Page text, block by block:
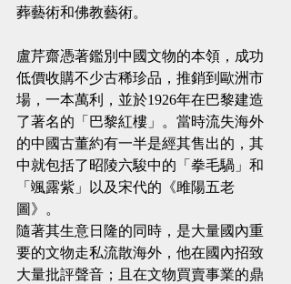
葬藝術和佛教藝術。
盧芹齋憑著鑑別中國文物的本領，成功
低價收購不少古稀珍品，推銷到歐洲市
場，一本萬利，並於1926年在巴黎建造
了著名的「巴黎紅樓」。當時流失海外
的中國古董約有一半是經其售出的，其
中就包括了昭陵六駿中的「拳毛騧」和
「颯露紫」以及宋代的《雎陽五老
圖》。
隨著其生意日隆的同時，是大量國內重
要的文物走私流散海外，他在國內招致
大量批評聲音；且在文物買賣事業的鼎